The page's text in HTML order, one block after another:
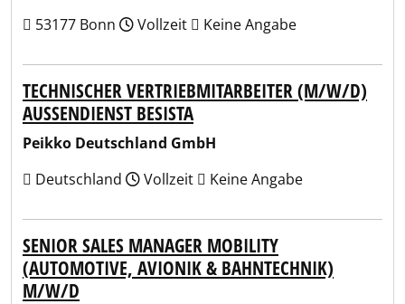
53177 Bonn Vollzeit Keine Angabe
TECHNISCHER VERTRIEBMITARBEITER (M/W/D)
AUSSENDIENST BESISTA
Peikko Deutschland GmbH
Deutschland
Vollzeit Keine Angabe
SENIOR SALES MANAGER MOBILITY
(AUTOMOTIVE, AVIONIK & BAHNTECHNIK)
M/W/D